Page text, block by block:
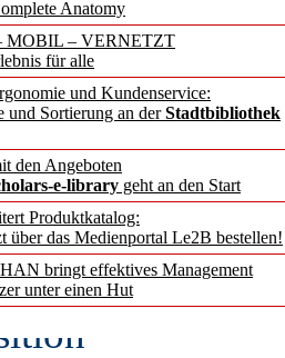
Anatomy
MOBIL – VERNETZT
für alle
und Kundenservice:
und Sortierung an derStadtbibliothek
den Angeboten
e-library geht an den Start
Produktkatalog:
über das Medienportal Le2B bestellen!
bringt effektives Management
unter einen Hut
Förderung
fort
aus
Access